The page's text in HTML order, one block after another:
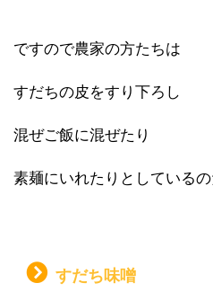
ですので農家の方たちは
すだちの皮をすり下ろし
混ぜご飯に混ぜたり
素麺にいれたりとしている
すだち味噌